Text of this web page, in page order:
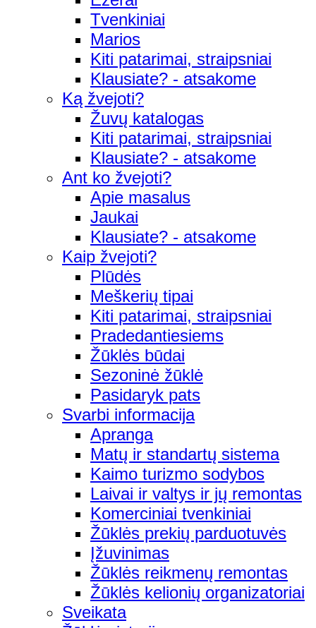
Tvenkiniai
Marios
Kiti patarimai, straipsniai
Klausiate? - atsakome
Ką žvejoti?
Žuvų katalogas
Kiti patarimai, straipsniai
Klausiate? - atsakome
Ant ko žvejoti?
Apie masalus
Jaukai
Klausiate? - atsakome
Kaip žvejoti?
Plūdės
Meškerių tipai
Kiti patarimai, straipsniai
Pradedantiesiems
Žūklės būdai
Sezoninė žūklė
Pasidaryk pats
Svarbi informacija
Apranga
Matų ir standartų sistema
Kaimo turizmo sodybos
Laivai ir valtys ir jų remontas
Komerciniai tvenkiniai
Žūklės prekių parduotuvės
Įžuvinimas
Žūklės reikmenų remontas
Žūklės kelionių organizatoriai
Sveikata